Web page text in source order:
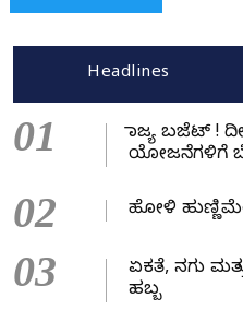
Headlines
01
ರಾಜ್ಯ ಬಜೆಟ್ !
ಯೋಜನೆಗಳಿಗೆ
02 ಹೋಳಿ
03
ಏಕತೆ, ನಗು
ಹಬ್ಬ